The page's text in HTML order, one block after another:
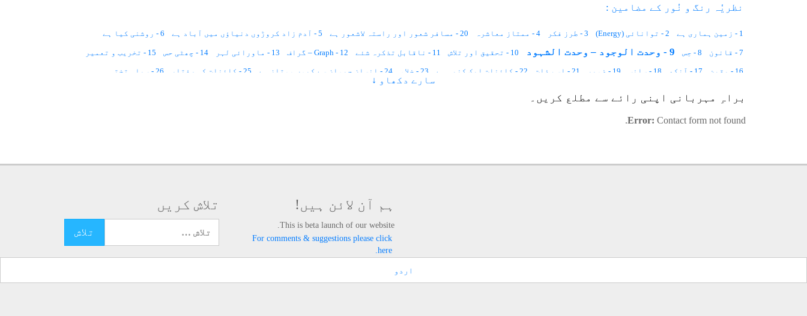
نظریٗہ رنگ و نُور کے مضامین :
1 - زمین ہماری ہے 2 - توانائی (Energy) 3 - طرز فکر 4 - ممتاز معاشرہ 20 - مسافر شعور اور راستہ لاشعور ہے 5 - آدم زاد کروڑوں دنیاؤں میں آباد ہے 6 - روشنی کیا ہے
7 - قانون 8 - حِس 9 - وحدت الوجود – وحدت الشہود 10 - تحقیق اور تلاش 11 - ناقابل تذکرہ شئے 12 - Graph – گراف 13 - ماورائی لہر 14 - چھٹی حس 15 - تخریب و تعمیر
16 - یقین 17 - آنکھ 18 - سانس 19 - ضمیر 21 - اسم ذات 22 - کائنات ایک کنبہ ہے 23 - خلاء 24 - انسان حیوان سے کیوں ممتاز ہے 25 - کائنات کی رفتار
26 - سیاہ تختہ
31 - وقت کیا ہے
35 - قرار مکین
36 - انسان ، فرشتہ اور جنات
سارے دکھاو ↓
براہِ مہربانی اپنی رائے سے مطلع کریں۔
Error: Contact form not found.
تلاش کریں ہم آن لائن ہیں!
This is beta launch of our website.
For comments & suggestions please click
here.
اردو